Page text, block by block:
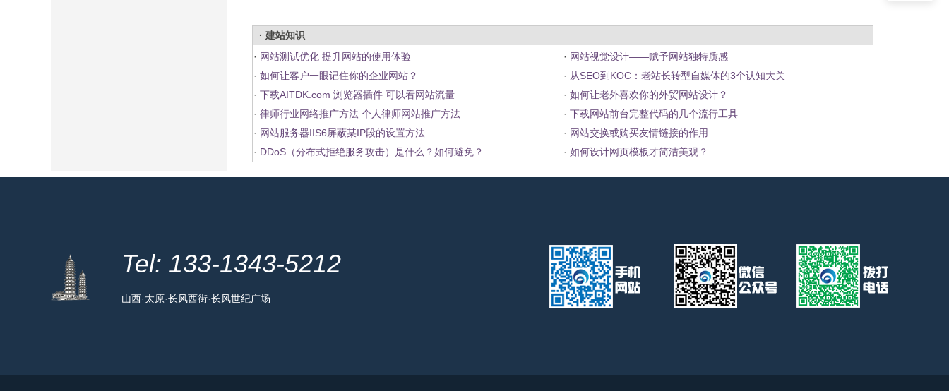
· 建站知识
· 网站测试优化 提升网站的使用体验 · 网站视觉设计——赋予网站独特质感
· 如何让客户一眼记住你的企业网站？ · 从SEO到KOC：老站长转型自媒体的3个认知大关
· 下载AITDK.com 浏览器插件 可以看网站流量 · 如何让老外喜欢你的外贸网站设计？
· 律师行业网络推广方法 个人律师网站推广方法 · 下载网站前台完整代码的几个流行工具
· 网站服务器IIS6屏蔽某IP段的设置方法 · 网站交换或购买友情链接的作用
· DDoS（分布式拒绝服务攻击）是什么？如何避免？ · 如何设计网页模板才简洁美观？
Tel: 133-1343-5212
山西·太原·长风西街·长风世纪广场